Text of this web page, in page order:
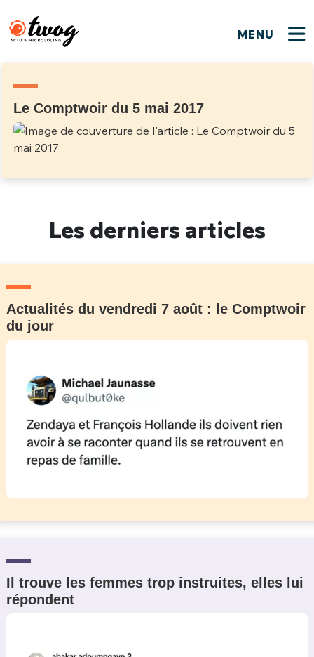
MENU
Le Comptwoir du 5 mai 2017
Les derniers articles
Actualités du vendredi 7 août : le Comptwoir
du jour
Il trouve les femmes trop instruites, elles lui
répondent
Bienvenue !
JE M'INSCRIS
PSEUDO*
EMAIL*
PASSWORD*
JE M'INSCRIS
CONNEXION
FERMER
Que souhaitez-vous proposer ?
Quelques tweets
C'EST PARTI
Ma propre sélection
M'INSCRIRE
ME CONNECTER
Un Thread
C'EST PARTI